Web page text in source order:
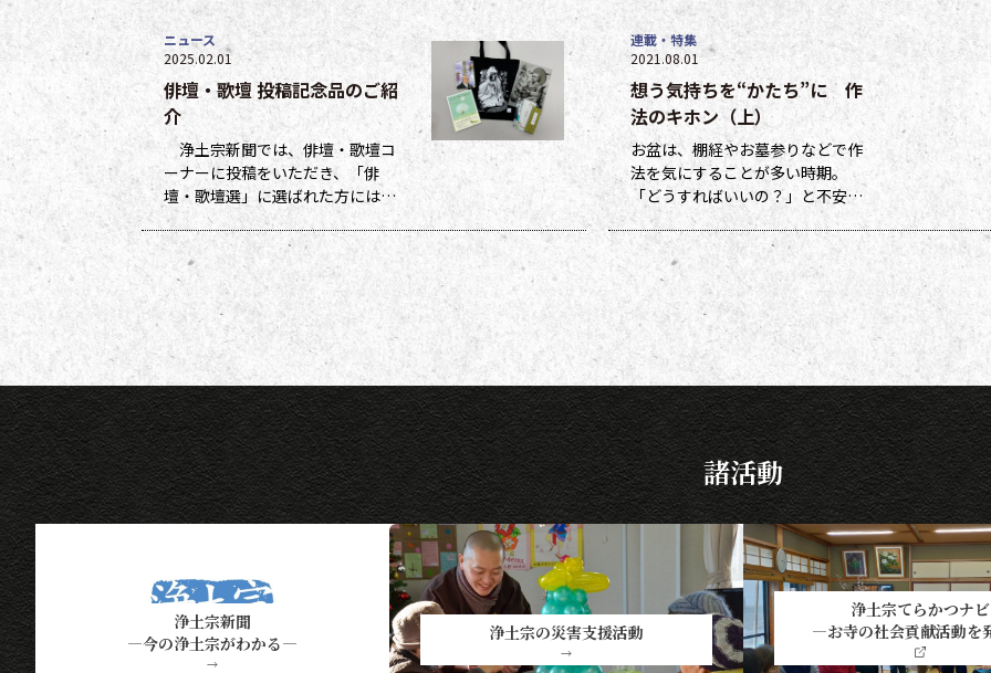
俳壇・歌壇 投稿記念品のご紹
介
浄土宗新聞では、俳壇・歌壇コ
ーナーに投稿をいただき、「俳
壇・歌壇選」に選ばれた方には５
ポイント、他掲載になった方には
１ポイントを贈呈しています。ポ
イントは貯まった数に応じて、浄
土宗新聞オリジナルグッズなどの
景品と交換できます（交換・発送
は下記一覧表通知のタイミングに
なります）。 ポイント保有者の
方には、半年に一度、ポイント数
とともに記念品一覧表を送付いた
し
ニュース
2025.02.01
想う気持ちを“かたち”に 作
法のキホン（上）
お盆は、棚経やお墓参りなどで作
法を気にすることが多い時期。
「どうすればいいの？」と不安に
なる方も多いのではないでしょう
か。作法ばかり気にしていては、
ご先祖さまやご本尊さまとしっか
りと向き合えません。今号から２
回にわたって紹介する浄土宗の作
法の基本をおさえ、大切な方と向
き合い、よりよい時間を過ごしま
しょう。 袈裟のつけ方 お参りや法
要の時に、ぜひ身に着けていた
連載・特集
2021.08.01
諸活動
浄土宗新聞
―今の浄土宗がわかる―
→
浄土宗の災害支援活動
→
浄土宗てらかつナビ
―お寺の社会貢献活動を